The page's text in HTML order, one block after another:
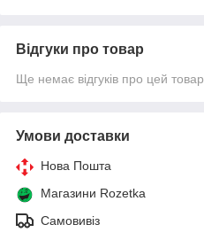
Відгуки про товар
Ще немає відгуків про цей товар
Умови доставки
Нова Пошта
Магазини Rozetka
Самовивіз